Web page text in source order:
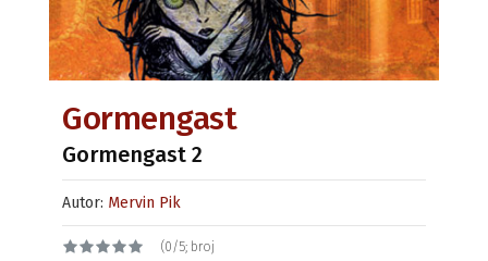
Gormengast
Gormengast 2
Autor: Mervin Pik
(0/5; broj